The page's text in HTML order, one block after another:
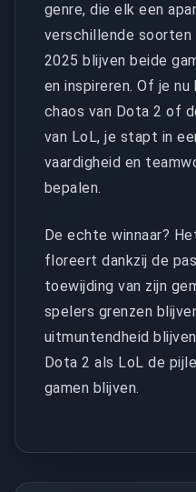
genre, die elk een
verschillende
2025 blijven beide
en inspireren. Of je
chaos van Dota 2 of
van LoL, je stapt in
vaardigheid en
bepalen.
De echte winnaar?
floreert dankzij de
toewijding van zijn
spelers grenzen
uitmuntendheid
Dota 2 als LoL de
gamen blijven.